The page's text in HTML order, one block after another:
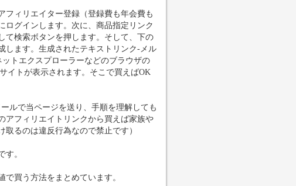
フィリエイター登録（登録費も年会費も
ログインします。次に、商品指定リンク
て検索ボタンを押します。そして、下の
します。生成されたテキストリンク-メル
トエクスプローラーなどのブラウザの
イトが表示されます。そこで買えばOK
ルで当ページを送り、手順を理解しても
アフィリエイトリンクから買えば家族や
るのは違反行為なので禁止です）
。
買う方法をまとめています。